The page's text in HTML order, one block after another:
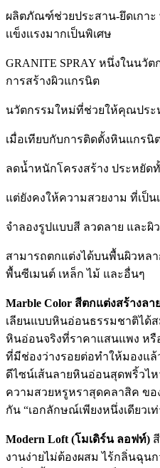
ผลิตภัณฑ์ช่วยประสาน-ยึดเกา
เเข็งเเรงมากเป็นพิเศษ
GRANITE SPRAY หนึ่งในนวั
การสร้างผิวแกรนิต
นวัตกรรมใหม่ที่ช่วยให้คุณประ
เมื่อเทียบกับการติดตั้งหินแกรนิ
ลดน้ำหนักโครงสร้าง ประหยัดทั้
แต่ยังคงให้ความสวยงาม ที่เป็
จำลองรูปแบบสี ลวดลาย และ
สามารถตกแต่งได้บนพื้นผิวหล
พื้นซีเมนต์ เหล็ก ไม้ และอื่นๆ
Marble Color สีตกแต่งสร้างล
เลียนแบบหินอ่อนธรรมชาติได้
หินอ่อนจริงที่ราคาแสนแพง หรื
ที่มีช่องว่างรอยต่อทำให้มองแ
ดีไซน์เส้นลายหินอ่อนสุดพริ้วไ
ความสวยหรูหราสุดคลาสิค ข
กัน “เอกลักษณ์เพียงหนึ่งเดียวเ
Modern Loft (โมเดิร์น ลอฟท์)
งานง่ายไม่ต้องผสม ไร้กลิ่นฉุน